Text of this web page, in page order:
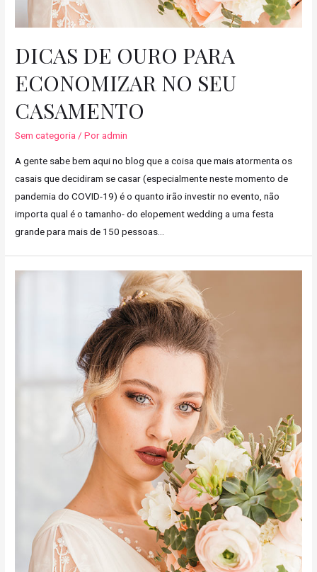
DICAS DE OURO PARA
ECONOMIZAR NO SEU
CASAMENTO
Sem categoria/ Poradmin
A gente sabe bem aqui no blog que a coisa que mais atormenta os
casais que decidiram se casar (especialmente neste momento de
pandemia do COVID-19) é o quanto irão investir no evento, não
importa qual é o tamanho- do elopement wedding a uma festa
grande para mais de 150 pessoas…